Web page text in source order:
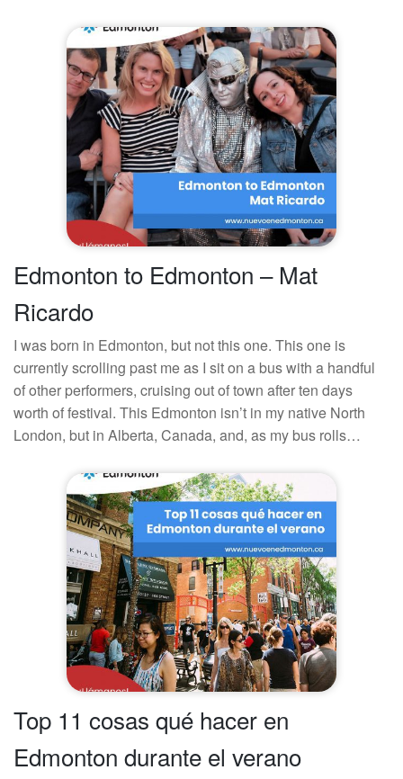
Edmonton to Edmonton – Mat
Ricardo
I was born in Edmonton, but not this one. This one is
currently scrolling past me as I sit on a bus with a handful
of other performers, cruising out of town after ten days
worth of festival. This Edmonton isn’t in my native North
London, but in Alberta, Canada, and, as my bus rolls…
Top 11 cosas qué hacer en
Edmonton durante el verano